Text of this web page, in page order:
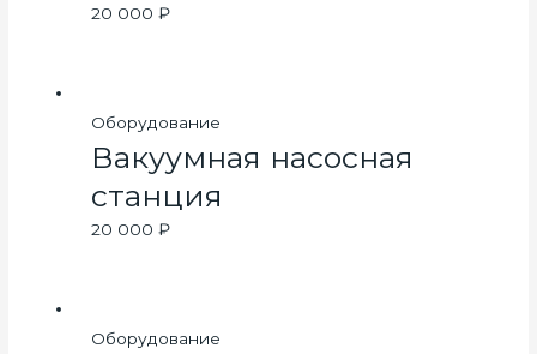
20 000 ₽
Оборудование
Вакуумная насосная
станция
20 000 ₽
Оборудование